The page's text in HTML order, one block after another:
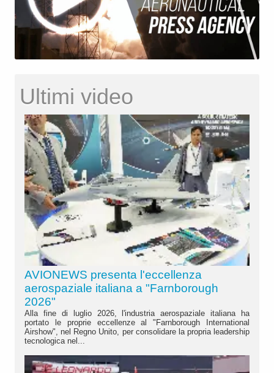
Ultimi video
AVIONEWS presenta l'eccellenza
aerospaziale italiana a "Farnborough
2026"
Alla fine di luglio 2026, l'industria aerospaziale italiana ha
portato le proprie eccellenze al "Farnborough International
Airshow", nel Regno Unito, per consolidare la propria leadership
tecnologica nel...